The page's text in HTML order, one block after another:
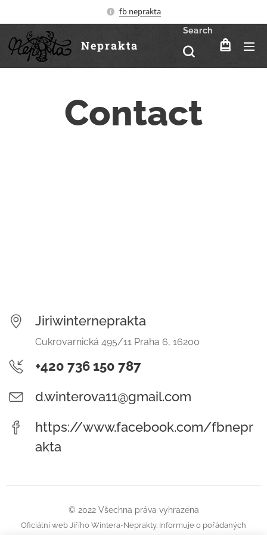
fb neprakta
Neprakta
Search
Contact
Jiriwinterneprakta
Cukrovarnická 495/11 Praha 6, 16200
+420 736 150 787
d.winterova11@gmail.com
https://www.facebook.com/fbnepr
akta
© 2022 Všechna práva vyhrazena
Oficiální web Jiřího Wintera-Neprakty. Informuje o pořádaných